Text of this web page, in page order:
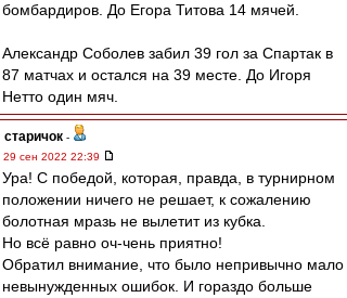
бомбардиров. До Егора Титова 14 мячей.
Александр Соболев забил 39 гол за Спартак в
87 матчах и остался на 39 месте. До Игоря
Нетто один мяч.
старичок -
29 сен 2022 22:39
Ура! С победой, которая, правда, в турнирном
положении ничего не решает, к сожалению
болотная мразь не вылетит из кубка.
Но всё равно оч-чень приятно!
Обратил внимание, что было непривычно мало
невынужденных ошибок. И гораздо больше